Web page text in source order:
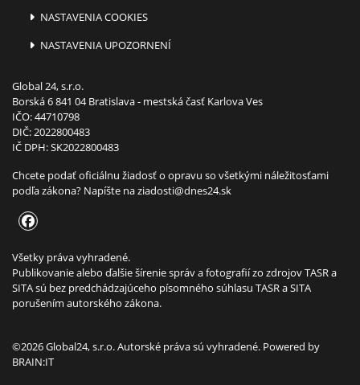
NASTAVENIA COOKIES
NASTAVENIA UPOZORNENÍ
Global 24, s.r.o.
Borská 6 841 04 Bratislava - mestská časť Karlova Ves
IČO: 44710798
DIČ: 2022800483
IČ DPH: SK2022800483
Chcete podať oficiálnu žiadosť o opravu so všetkými náležitosťami
podľa zákona? Napíšte naziadosti@dnes24.sk
Všetky práva vyhradené.
Publikovanie alebo ďalšie šírenie správ a fotografií zo zdrojov TASR a
SITA sú bez predchádzajúceho písomného súhlasu TASR a SITA
porušením autorského zákona.
©2026 Global24, s.r.o. Autorské práva sú vyhradené. Powered by
BRAIN:IT